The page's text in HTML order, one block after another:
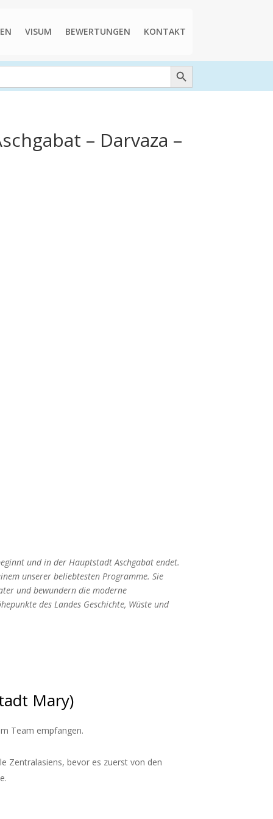
VISUM BEWERTUNGEN KONTAKT
Search Button
– Darvaza –
und in der Hauptstadt Aschgabat endet.
unserer beliebtesten Programme. Sie
und bewundern die moderne
des Landes Geschichte, Wüste und
Mary)
Team empfangen.
Zentralasiens, bevor es zuerst von den